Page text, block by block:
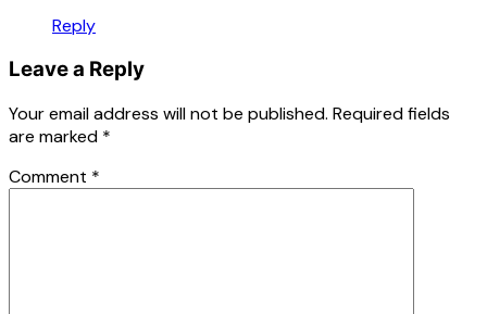
Reply
Leave a Reply
Your email address will not be published. Required fields
are marked *
Comment *